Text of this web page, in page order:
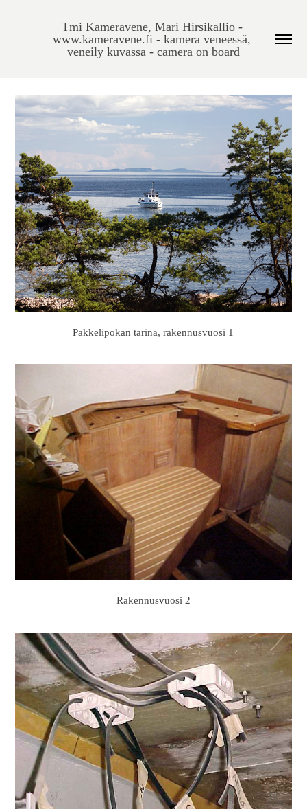
Tmi Kameravene, Mari Hirsikallio -
www.kameravene.fi - kamera veneessä,
veneily kuvassa - camera on board
Pakkelipokan tarina, rakennusvuosi 1
Rakennusvuosi 2